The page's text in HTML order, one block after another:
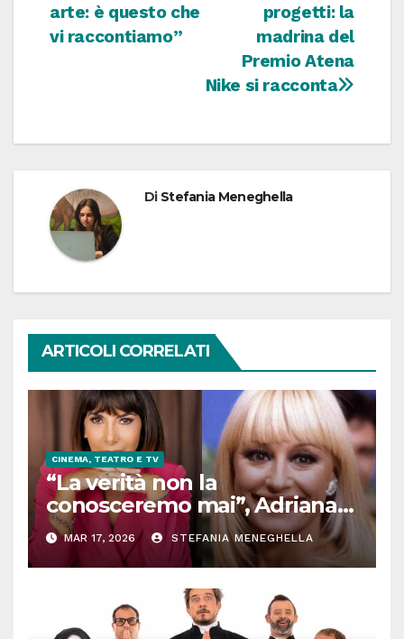
progetti: la
madrina del
Premio Atena
Nike si racconta
arte: è questo che
vi raccontiamo”
Di Stefania Meneghella
ARTICOLI CORRELATI
CINEMA, TEATRO E TV
“La verità non la
conosceremo mai”, Adriana
Pannitteri e il figlio (segreto)
di Raffaella Carrà. Chi è
davvero, le parole della
MAR 17, 2026 STEFANIA MENEGHELLA